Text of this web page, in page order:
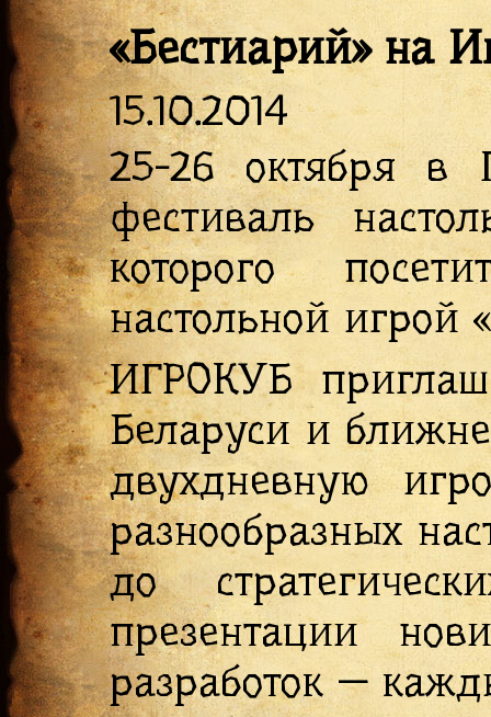
«Бестиарий» на
15.10.2014
25-26 октября в
фестиваль
которого
настольной игрой
ИГРОКУБ
Беларуси и
двухдневную
разнообразных
до
презентации
разработок —